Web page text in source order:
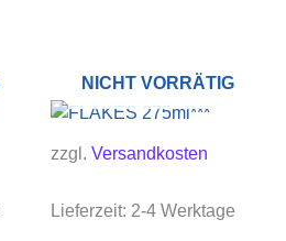
NICHT VORRÄTIG
zzgl. Versandkosten
Lieferzeit: 2-4 Werktage